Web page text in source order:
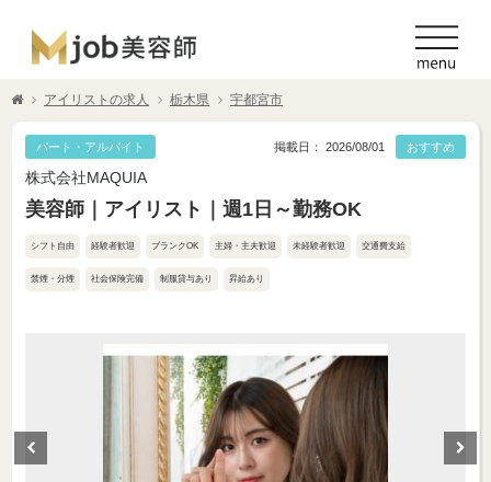
アイリストの求人 栃木県 宇都宮市
パート・アルバイト おすすめ
掲載日： 2026/08/01
株式会社MAQUIA
美容師｜アイリスト｜週1日～勤務OK
シフト自由 経験者歓迎 ブランクOK 主婦・主夫歓迎 未経験者歓迎 交通費支給
禁煙・分煙 社会保険完備 制服貸与あり 昇給あり